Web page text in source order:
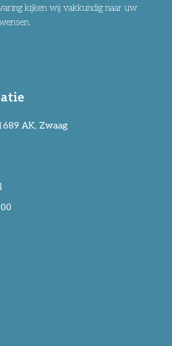
kijken wij vakkundig naar uw
AK, Zwaag